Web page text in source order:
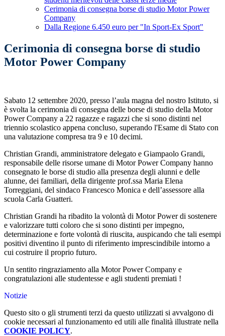
Cerimonia di consegna borse di studio Motor Power
Company
Dalla Regione 6.450 euro per "In Sport-Ex Sport"
Cerimonia di consegna borse di studio
Motor Power Company
Sabato 12 settembre 2020, presso l’aula magna del nostro Istituto, si
è svolta la cerimonia di consegna delle borse di studio della Motor
Power Company a 22 ragazze e ragazzi che si sono distinti nel
triennio scolastico appena concluso, superando l'Esame di Stato con
una valutazione compresa tra 9 e 10 decimi.
Christian Grandi, amministratore delegato e Giampaolo Grandi,
responsabile delle risorse umane di Motor Power Company hanno
consegnato le borse di studio alla presenza degli alunni e delle
alunne, dei familiari, della dirigente prof.ssa Maria Elena
Torreggiani, del sindaco Francesco Monica e dell’assessore alla
scuola Carla Guatteri.
Christian Grandi ha ribadito la volontà di Motor Power di sostenere
e valorizzare tutti coloro che si sono distinti per impegno,
determinazione e forte volontà di riuscita, auspicando che tali esempi
positivi diventino il punto di riferimento imprescindibile intorno a
cui costruire il proprio futuro.
Un sentito ringraziamento alla Motor Power Company e
congratulazioni alle studentesse e agli studenti premiati !
Notizie
Questo sito o gli strumenti terzi da questo utilizzati si avvalgono di
cookie necessari al funzionamento ed utili alle finalità illustrate nella
COOKIE POLICY.